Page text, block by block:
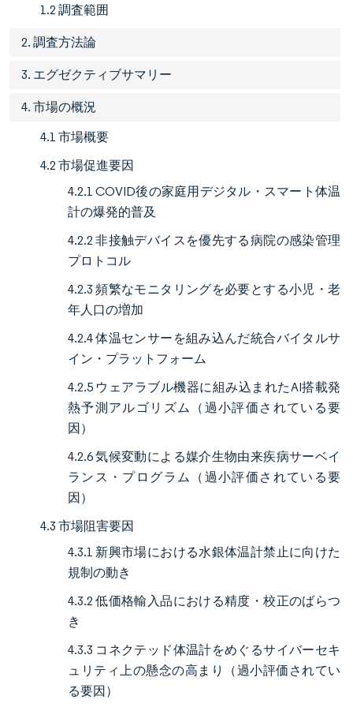
1.2 調査範囲
2. 調査方法論
3. エグゼクティブサマリー
4. 市場の概況
4.1 市場概要
4.2 市場促進要因
4.2.1 COVID後の家庭用デジタル・スマート体温
計の爆発的普及
4.2.2 非接触デバイスを優先する病院の感染管理
プロトコル
4.2.3 頻繁なモニタリングを必要とする小児・老
年人口の増加
4.2.4 体温センサーを組み込んだ統合バイタルサ
イン・プラットフォーム
4.2.5 ウェアラブル機器に組み込まれたAI搭載発
熱予測アルゴリズム（過小評価されている要
因）
4.2.6 気候変動による媒介生物由来疾病サーベイ
ランス・プログラム（過小評価されている要
因）
4.3 市場阻害要因
4.3.1 新興市場における水銀体温計禁止に向けた
規制の動き
4.3.2 低価格輸入品における精度・校正のばらつ
き
4.3.3 コネクテッド体温計をめぐるサイバーセキ
ュリティ上の懸念の高まり（過小評価されてい
る要因）